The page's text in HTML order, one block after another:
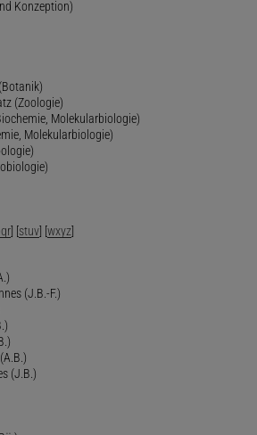
Konzeption)
(Zoologie)
Molekularbiologie)
Molekularbiologie)
] [stuv] [wxyz]
(J.B.-F.)
(J.B.)